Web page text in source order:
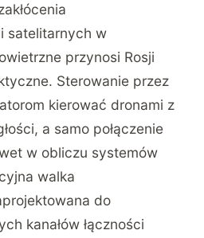
satelitarnych w
przynosi Rosji
Sterowanie przez
kierować dronami z
a samo połączenie
w obliczu systemów
walka
do
kanałów łączności